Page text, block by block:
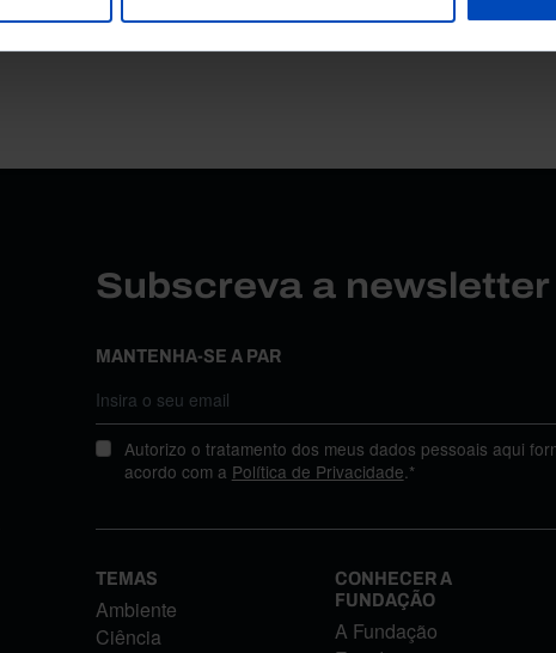
Subscreva a
MANTENHA-SE A PAR
Autorizo o tratamento dos meus dados pessoais aqui
acordo com a Política de Privacidade.*
TEMAS
Ambiente
Ciência
CONHECER A
FUNDAÇÃO
A Fundação